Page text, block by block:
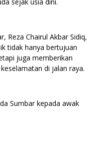
Reza Chairul Akbar Sidiq,
tidak hanya bertujuan
juga memberikan
di jalan raya.
Sumbar kepada awak